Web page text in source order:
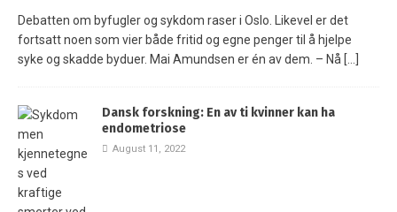
Debatten om byfugler og sykdom raser i Oslo. Likevel er det
fortsatt noen som vier både fritid og egne penger til å hjelpe
syke og skadde byduer. Mai Amundsen er én av dem. – Nå […]
Dansk forskning: En av ti kvinner kan ha
endometriose
August 11, 2022